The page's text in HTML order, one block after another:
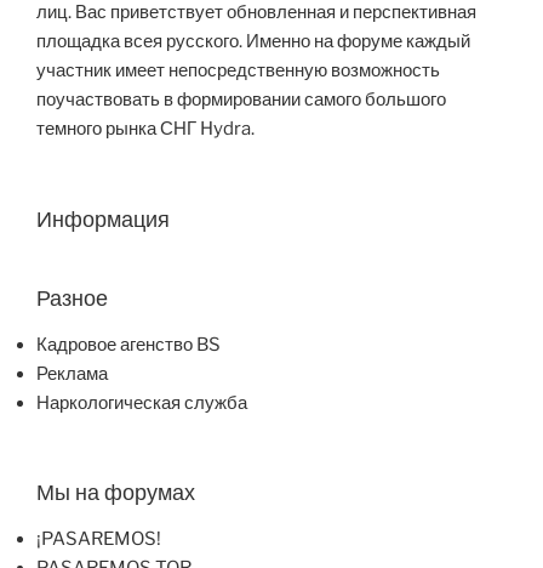
лиц. Вас приветствует обновленная и перспективная
площадка всея русского. Именно на форуме каждый
участник имеет непосредственную возможность
поучаствовать в формировании самого большого
темного рынка СНГ Hydra.
Информация
Разное
Кадровое агенство BS
Реклама
Наркологическая служба
Мы на форумах
¡PASAREMOS!